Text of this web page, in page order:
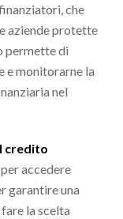
che
aziende protette
permette di
e monitorarne la
nel
credito
accedere
garantire una
la scelta